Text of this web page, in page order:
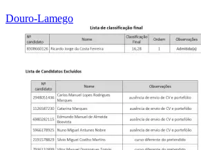
Douro-Lamego